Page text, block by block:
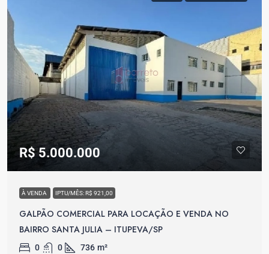
R$ 5.000.000
À VENDA IPTU/MÊS: R$ 921,00
GALPÃO COMERCIAL PARA LOCAÇÃO E VENDA NO
BAIRRO SANTA JULIA – ITUPEVA/SP
0 0 736 m²